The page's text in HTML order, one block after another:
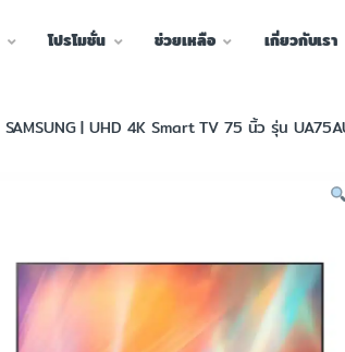
โปรโมชั่น ช่วยเหลือ เกี่ยวกับเรา
SAMSUNG | UHD 4K Smart TV 75 นิ้ว รุ่น